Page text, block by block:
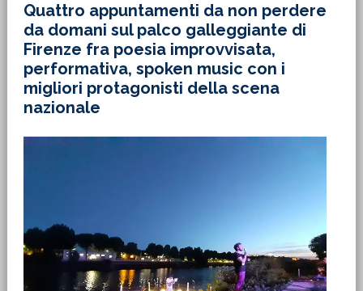
Quattro appuntamenti da non perdere
da domani sul palco galleggiante di
Firenze fra poesia improvvisata,
performativa, spoken music con i
migliori protagonisti della scena
nazionale